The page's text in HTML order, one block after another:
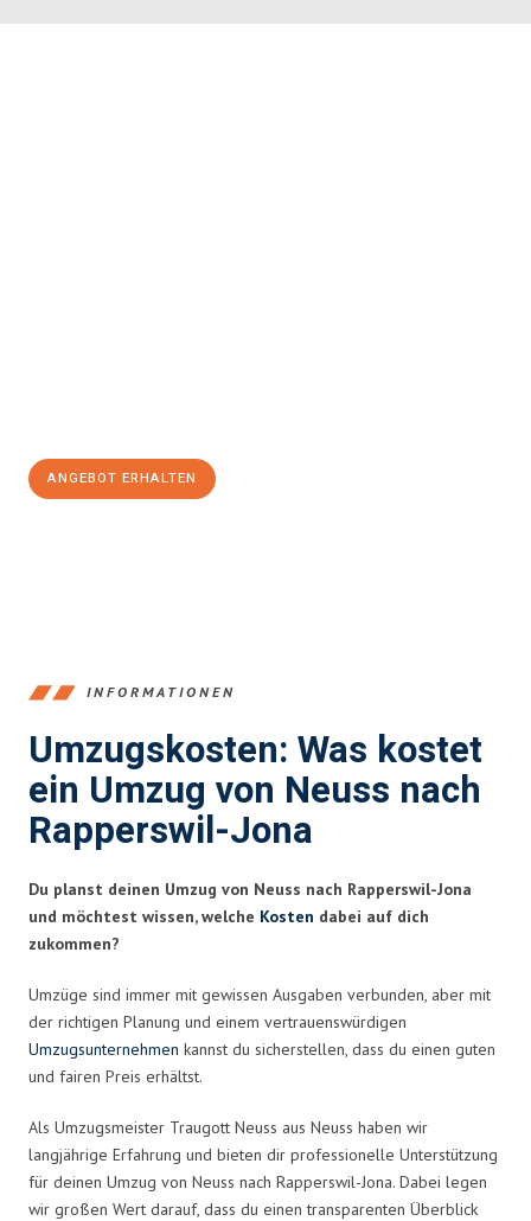
ANGEBOT ERHALTEN
INFORMATIONEN
Umzugskosten: Was kostet
ein Umzug von Neuss nach
Rapperswil-Jona
Du planst deinen Umzug von Neuss nach Rapperswil-Jona
und möchtest wissen, welche Kosten dabei auf dich
zukommen?
Umzüge sind immer mit gewissen Ausgaben verbunden, aber mit
der richtigen Planung und einem vertrauenswürdigen
Umzugsunternehmen kannst du sicherstellen, dass du einen guten
und fairen Preis erhältst.
Als Umzugsmeister Traugott Neuss aus Neuss haben wir
langjährige Erfahrung und bieten dir professionelle Unterstützung
für deinen Umzug von Neuss nach Rapperswil-Jona. Dabei legen
wir großen Wert darauf, dass du einen transparenten Überblick